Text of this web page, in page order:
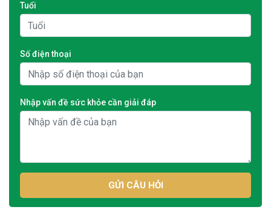
Tuổi
Số điện thoại
Nhập vấn đề sức khỏe cần giải đáp
GỬI CÂU HỎI